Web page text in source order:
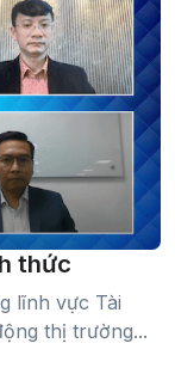
thức
lĩnh vực Tài
thị trường...